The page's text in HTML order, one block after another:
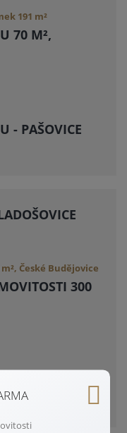
70 M²,
- PAŠOVICE
300